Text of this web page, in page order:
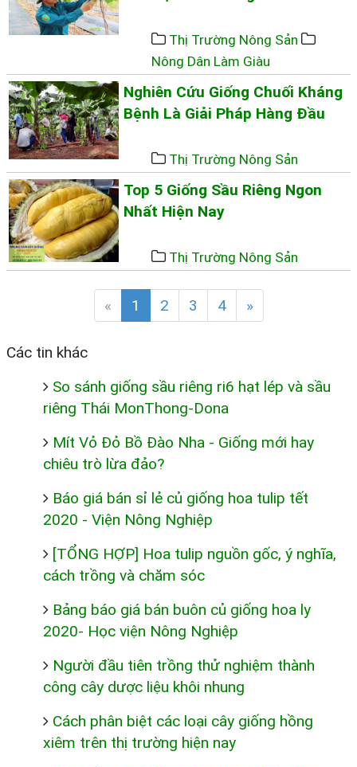
Thị Trường Nông Sản
Nông Dân Làm Giàu
Nghiên Cứu Giống Chuối Kháng
Bệnh Là Giải Pháp Hàng Đầu
Thị Trường Nông Sản
Top 5 Giống Sầu Riêng Ngon
Nhất Hiện Nay
Thị Trường Nông Sản
« 1 2 3 4 »
Các tin khác
So sánh giống sầu riêng ri6 hạt lép và sầu
riêng Thái MonThong-Dona
Mít Vỏ Đỏ Bồ Đào Nha - Giống mới hay
chiêu trò lừa đảo?
Báo giá bán sỉ lẻ củ giống hoa tulip tết
2020 - Viện Nông Nghiệp
[TỔNG HỢP] Hoa tulip nguồn gốc, ý nghĩa,
cách trồng và chăm sóc
Bảng báo giá bán buôn củ giống hoa ly
2020- Học viện Nông Nghiệp
Người đầu tiên trồng thử nghiệm thành
công cây dược liệu khôi nhung
Cách phân biệt các loại cây giống hồng
xiêm trên thị trường hiện nay